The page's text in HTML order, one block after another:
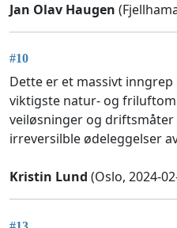
Jan Olav Haugen
#10
Dette er et massivt
viktigste natur- og
veiløsninger og
irreversilble ødeleggelser
Kristin Lund (Oslo, 2024-